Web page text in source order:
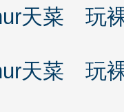
天菜 玩
天菜 玩